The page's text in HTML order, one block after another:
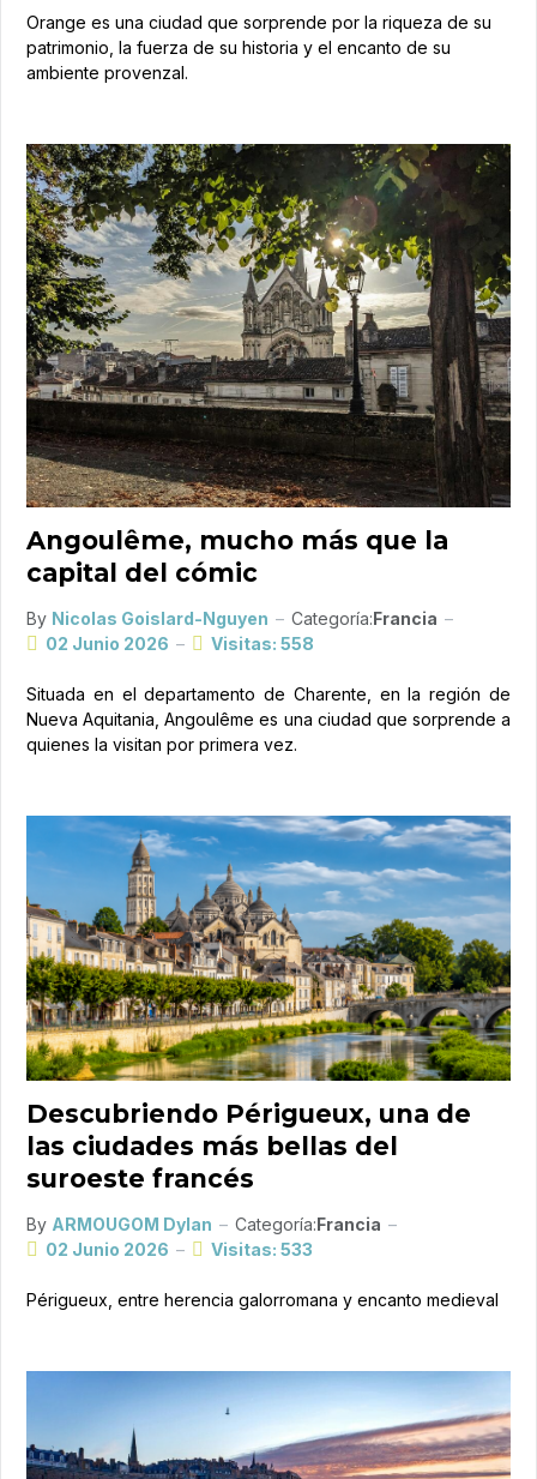
Orange es una ciudad que sorprende por la riqueza de su
patrimonio, la fuerza de su historia y el encanto de su
ambiente provenzal.
Angoulême, mucho más que la
capital del cómic
By Nicolas Goislard-Nguyen Categoría:Francia
02 Junio 2026
Visitas: 558
Situada en el departamento de Charente, en la región de
Nueva Aquitania, Angoulême es una ciudad que sorprende a
quienes la visitan por primera vez.
Descubriendo Périgueux, una de
las ciudades más bellas del
suroeste francés
By ARMOUGOM Dylan Categoría:Francia
02 Junio 2026
Visitas: 533
Périgueux, entre herencia galorromana y encanto medieval